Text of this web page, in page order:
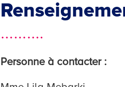
……….
Personne à contacter :